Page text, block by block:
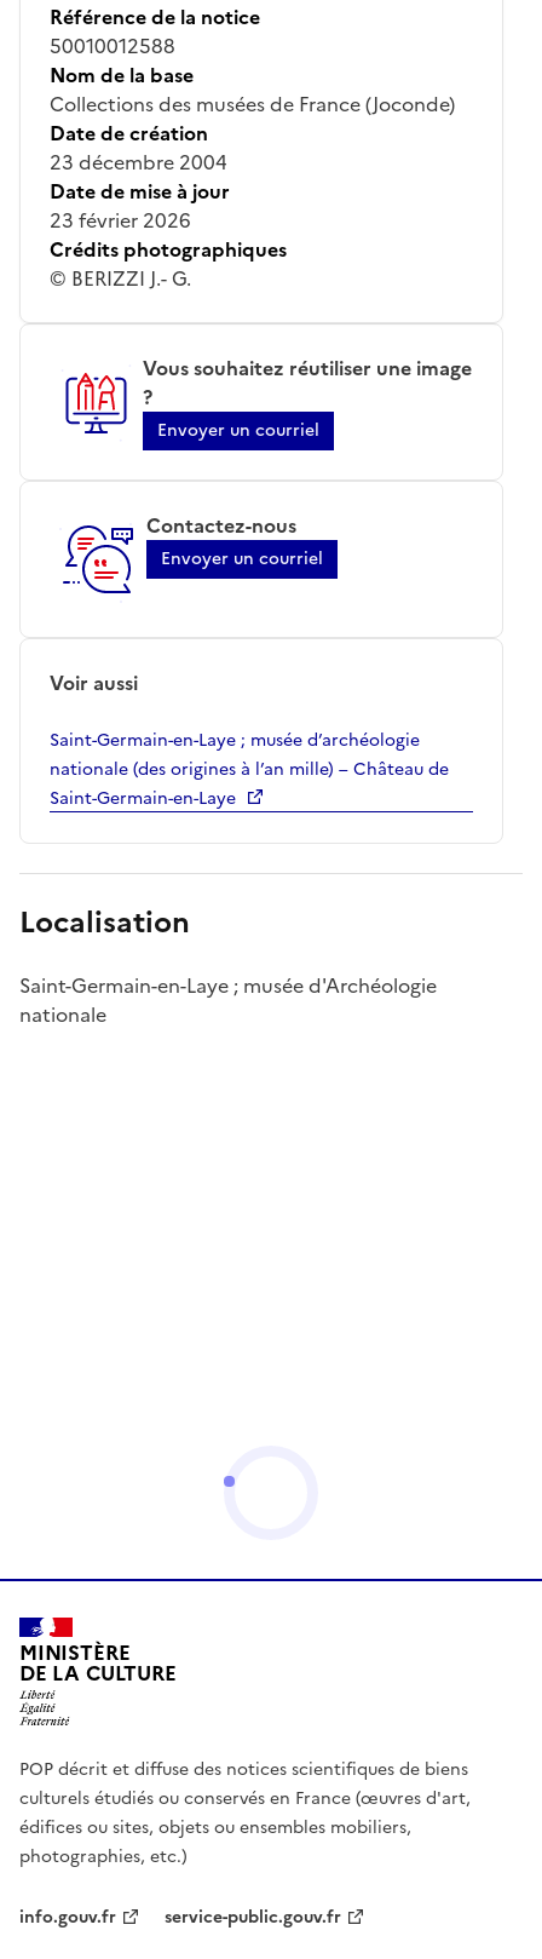
Référence de la notice
50010012588
Nom de la base
Collections des musées de France (Joconde)
Date de création
23 décembre 2004
Date de mise à jour
23 février 2026
Crédits photographiques
© BERIZZI J.- G.
Vous souhaitez réutiliser une image
?
Envoyer un courriel
Contactez-nous
Envoyer un courriel
Voir aussi
Saint-Germain-en-Laye ; musée d’archéologie
nationale (des origines à l’an mille) – Château de
Saint-Germain-en-Laye
Localisation
Saint-Germain-en-Laye ; musée d'Archéologie
nationale
MINISTÈRE
DE LA CULTURE
POP décrit et diffuse des notices scientifiques de biens
culturels étudiés ou conservés en France (œuvres d'art,
édifices ou sites, objets ou ensembles mobiliers,
photographies, etc.)
info.gouv.fr
service-public.gouv.fr